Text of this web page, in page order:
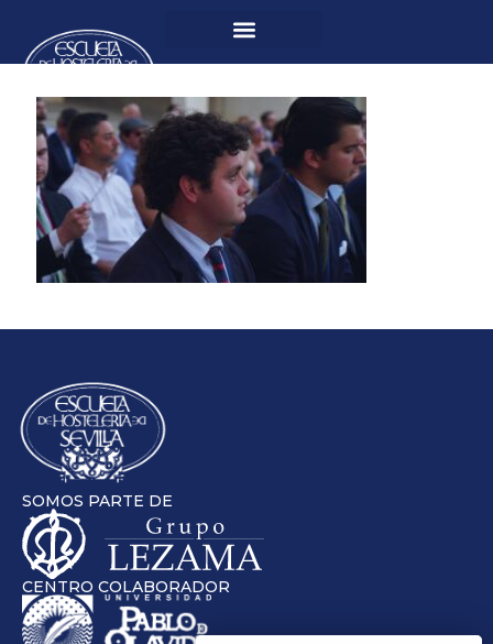
SOMOS PARTE DE
CENTRO COLABORADOR